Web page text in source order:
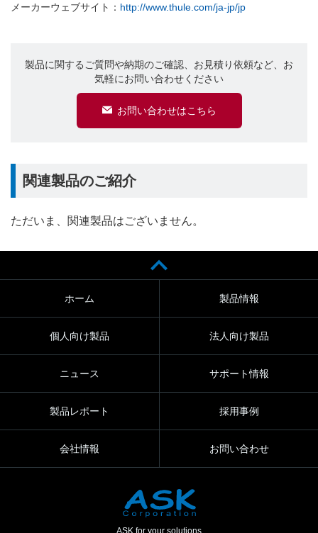
メーカーウェブサイト： http://www.thule.com/ja-jp/jp
製品に関するご質問や納期のご確認、お見積り依頼など、お
気軽にお問い合わせください
お問い合わせはこちら
関連製品のご紹介
ただいま、関連製品はございません。
ホーム 製品情報
個人向け製品 法人向け製品
ニュース サポート情報
製品レポート 採用事例
会社情報 お問い合わせ
ASK for your solutions